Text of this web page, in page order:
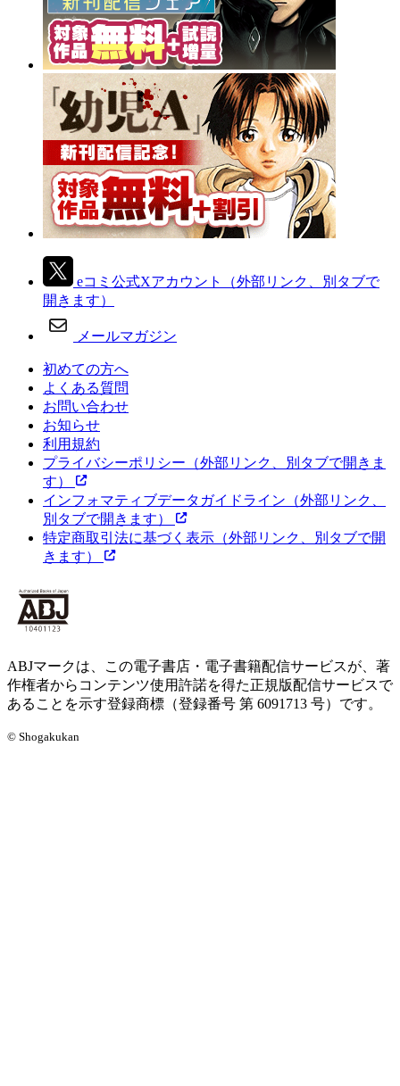
eコミ公式Xアカウント
（外部リンク、別タブで
開きます）
メールマガジン
初めての方へ
よくある質問
お問い合わせ
お知らせ
利用規約
プライバシーポリシー （外部リンク、別タブで開きま
す）
インフォマティブデータガイドライン （外部リンク、
別タブで開きます）
特定商取引法に基づく表示 （外部リンク、別タブで開
きます）
ABJマークは、この電子書店・電子書籍配信サービスが、著
作権者からコンテンツ使用許諾を得た正規版配信サービスで
あることを示す登録商標（登録番号 第 6091713 号）です。
© Shogakukan